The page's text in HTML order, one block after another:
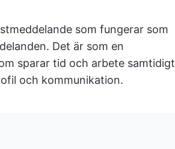
som fungerar som
Det är som en
sparar tid och arbete samtidigt
och kommunikation.